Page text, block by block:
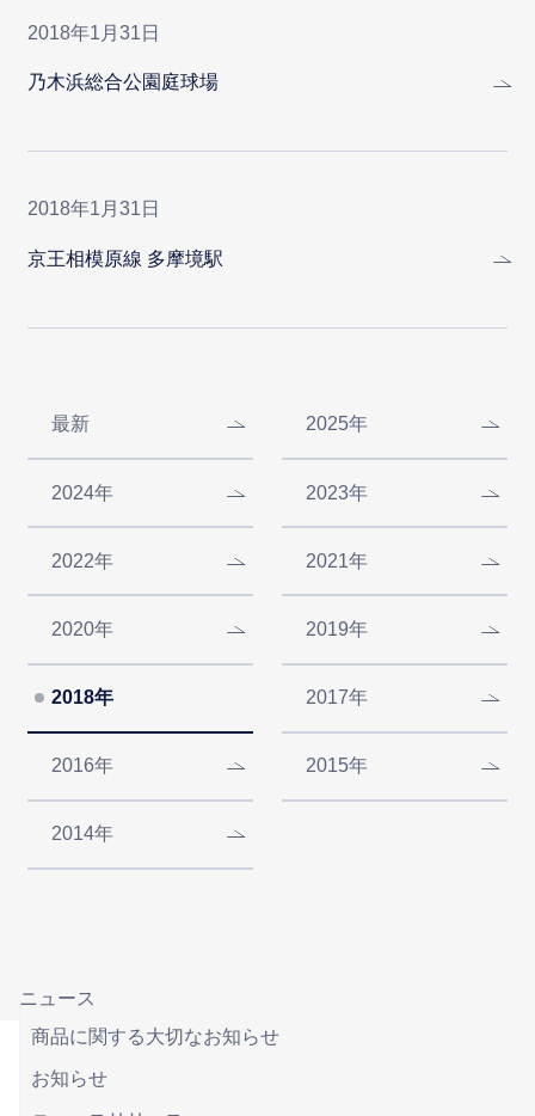
2018年1月31日
乃木浜総合公園庭球場
2018年1月31日
京王相模原線 多摩境駅
最新 2025年
2024年 2023年
2022年 2021年
2020年 2019年
2018年 2017年
2016年 2015年
2014年
ニュース
商品に関する大切なお知らせ
お知らせ